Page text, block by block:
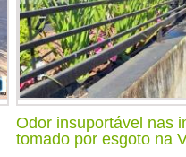
Odor insuportável nas
tomado por esgoto na